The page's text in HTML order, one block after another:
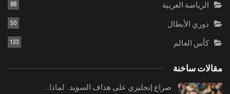
الرياضة العربية 88
دوري الأبطال 50
كأس العالم 133
مقالات ساخنة
صراع إنجليزي على هداف السويد.. لماذا…